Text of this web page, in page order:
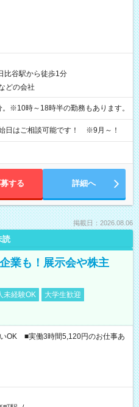
比谷駅から徒歩1分
どの会社
※10時～18時半の勤務もあります。
はご相談可能です！ ※9月～！
する 詳細へ
掲載日：2026.08.06
読
業も！展示会や株主
未経験OK
大学生歓迎
OK ■実働3時間5,120円のお仕事あ